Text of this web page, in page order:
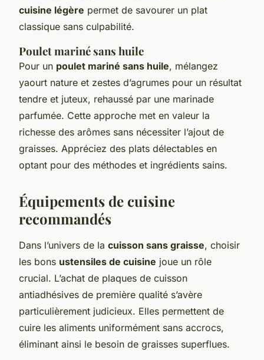
cuisine légère permet de savourer un plat
classique sans culpabilité.
Poulet mariné sans huile
Pour un poulet mariné sans huile, mélangez
yaourt nature et zestes d’agrumes pour un résultat
tendre et juteux, rehaussé par une marinade
parfumée. Cette approche met en valeur la
richesse des arômes sans nécessiter l’ajout de
graisses. Appréciez des plats délectables en
optant pour des méthodes et ingrédients sains.
Équipements de cuisine
recommandés
Dans l’univers de la cuisson sans graisse, choisir
les bons ustensiles de cuisine joue un rôle
crucial. L’achat de plaques de cuisson
antiadhésives de première qualité s’avère
particulièrement judicieux. Elles permettent de
cuire les aliments uniformément sans accrocs,
éliminant ainsi le besoin de graisses superflues.